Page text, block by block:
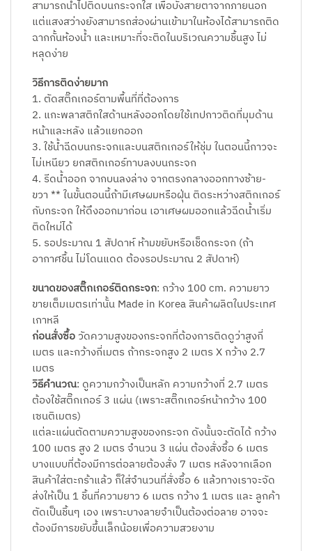
สามารถนำไปติดบนกระจกใส เพื่อบังสายตาจากภายนอก
แต่แสงสว่างยังสามารถส่องผ่านเข้ามาในห้องได้สามารถติด
ฉากกั้นห้องน้ำ และเหมาะที่จะติดในบริเวณความชื้นสูง ไม่
หลุดง่าย
วิธีการติดง่ายมาก
1. ตัดสติ๊กเกอร์ตามพื้นที่ที่ต้องการ
2. แกะพลาสติกใสด้านหลังออกโดยใช้เทปกาวติดที่มุมด้าน
หน้าและหลัง แล้วแยกออก
3. ใช้น้ำฉีดบนกระจกและบนสติกเกอร์ให้ชุ่ม ในตอนนี้กาวจะ
ไม่เหนียว ยกสติกเกอร์ทาบลงบนกระจก
4. รีดน้ำออก จากบนลงล่าง จากตรงกลางออกทางซ้าย-
ขวา ** ในขั้นตอนนี้ถ้ามีเศษผมหรือฝุ่น ติดระหว่างสติกเกอร์
กับกระจก ให้ดึงออกมาก่อน เอาเศษผมออกแล้วฉีดน้ำเริ่ม
ติดใหม่ได้
5. รอประมาณ 1 สัปดาห์ ห้ามขยับหรือเช็ดกระจก (ถ้า
อากาศชื้น ไม่โดนแดด ต้องรอประมาณ 2 สัปดาห์)
ขนาดของสติ๊กเกอร์ติดกระจก: กว้าง 100 cm. ความยาว
ขายเต็มเมตรเท่านั้น Made in Korea สินค้าผลิตในประเทศ
เกาหลี
ก่อนสั่งซื้อวัดความสูงของกระจกที่ต้องการติดดูว่าสูงกี่
เมตร และกว้างกี่เมตร ถ้ากระจกสูง 2 เมตร X กว้าง 2.7
เมตร
วิธีคำนวณ: ดูความกว้างเป็นหลัก ความกว้างที่ 2.7 เมตร
ต้องใช้สติ๊กเกอร์ 3 แผ่น (เพราะสติ๊กเกอร์หน้ากว้าง 100
เซนติเมตร)
แต่ละแผ่นตัดตามความสูงของกระจก ดังนั้นจะตัดได้ กว้าง
100 เมตร สูง 2 เมตร จำนวน 3 แผ่น ต้องสั่งซื้อ 6 เมตร
บางแบบที่ต้องมีการต่อลายต้องสั่ง 7 เมตร หลังจากเลือก
สินค้าใส่ตะกร้าแล้ว ก็ใส่จำนวนที่สั่งซื้อ 6 แล้วทางเราจะจัด
ส่งให้เป็น 1 ชิ้นที่ความยาว 6 เมตร กว้าง 1 เมตร และ ลูกค้า
ตัดเป็นชิ้นๆ เอง เพราะบางลายจำเป็นต้องต่อลาย อาจจะ
ต้องมีการขยับขึ้นเล็กน้อยเพื่อความสวยงาม